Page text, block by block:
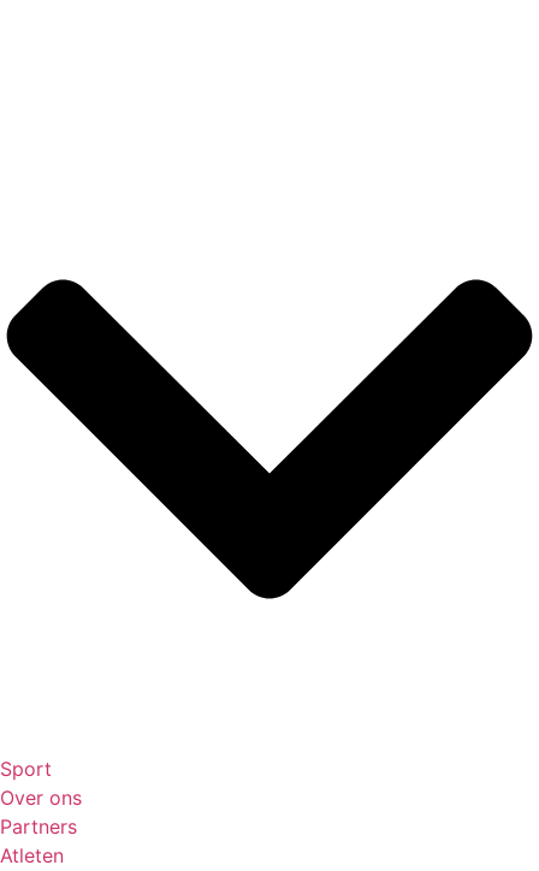
Sport
Over ons
Partners
Atleten